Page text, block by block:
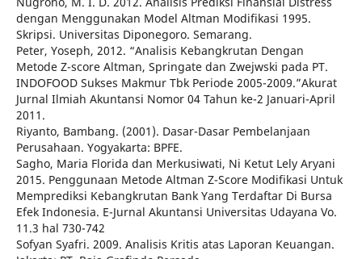
dengan Menggunakan Model Altman Modifikasi 1995.
Skripsi. Universitas Diponegoro. Semarang.
Peter, Yoseph, 2012. “Analisis Kebangkrutan Dengan
Metode Z-score Altman, Springate dan Zwejwski pada PT.
INDOFOOD Sukses Makmur Tbk Periode 2005-2009.”Akurat
Jurnal Ilmiah Akuntansi Nomor 04 Tahun ke-2 Januari-April
2011.
Riyanto, Bambang. (2001). Dasar-Dasar Pembelanjaan
Perusahaan. Yogyakarta: BPFE.
Sagho, Maria Florida dan Merkusiwati, Ni Ketut Lely Aryani
2015. Penggunaan Metode Altman Z-Score Modifikasi Untuk
Memprediksi Kebangkrutan Bank Yang Terdaftar Di Bursa
Efek Indonesia. E-Jurnal Akuntansi Universitas Udayana Vo.
11.3 hal 730-742
Sofyan Syafri. 2009. Analisis Kritis atas Laporan Keuangan.